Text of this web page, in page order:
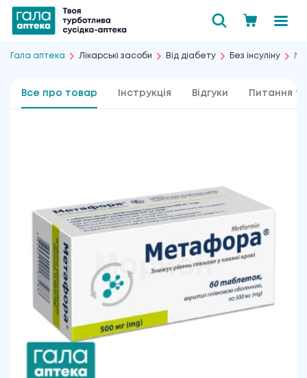
Гала аптека Лікарські засоби Від діабету Без інсуліну
Все про товар Інструкція Відгуки Питання та